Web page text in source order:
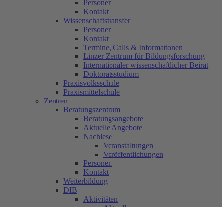
Personen
Kontakt
Wissenschaftstransfer
Personen
Kontakt
Termine, Calls & Informationen
Linzer Zentrum für Bildungsforschung
Internationaler wissenschaftlicher Beirat
Doktoratsstudium
Praxisvolksschule
Praxismittelschule
Zentren
Beratungszentrum
Beratungsangebote
Aktuelle Angebote
Nachlese
Veranstaltungen
Veröffentlichungen
Personen
Kontakt
Weiterbildung
DIB
Aktivitäten